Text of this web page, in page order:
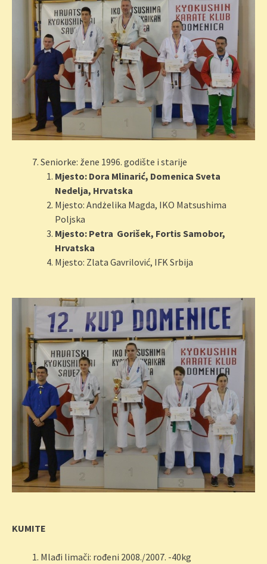
Seniorke: žene 1996. godište i starije
Mjesto: Dora Mlinarić, Domenica Sveta
Nedelja, Hrvatska
Mjesto: Andżelika Magda, IKO Matsushima
Poljska
Mjesto: Petra Gorišek, Fortis Samobor,
Hrvatska
Mjesto: Zlata Gavrilović, IFK Srbija
KUMITE
Mlađi limači: rođeni 2008./2007. -40kg